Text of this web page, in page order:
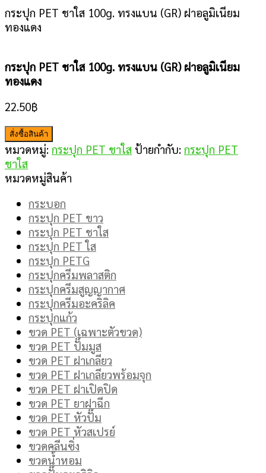
กระปุก PET ชาใส 100g. ทรงแบน (GR) ฝาอลูมิเนียม
ทองแดง
กระปุก PET ชาใส 100g. ทรงแบน (GR) ฝาอลูมิเนียม
ทองแดง
22.50฿
สั่งซื้อสินค้า
หมวดหมู่: กระปุก PET ชาใส ป้ายกำกับ: กระปุก PET
ชาใส
หมวดหมู่สินค้า
กระบอก
กระปุก PET ขาว
กระปุก PET ชาใส
กระปุก PET ใส
กระปุก PETG
กระปุกครีมพลาสติก
กระปุกครีมสูญญากาศ
กระปุกครีมอะคริลิค
กระปุกแก้ว
ขวด PET (เฉพาะตัวขวด)
ขวด PET ปั๊มมูส
ขวด PET ฝาเกลียว
ขวด PET ฝาเกลียวพร้อมจุก
ขวด PET ฝาเปิดปิด
ขวด PET ยาฝาฉีก
ขวด PET หัวปั๊ม
ขวด PET หัวสเปรย์
ขวดคลีนซิ่ง
ขวดน้ำหอม